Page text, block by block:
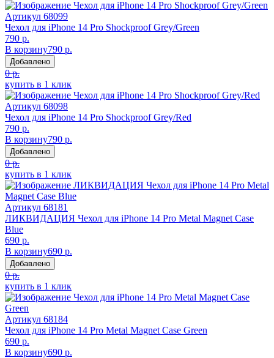
Артикул 68099
Чехол для iPhone 14 Pro Shockproof Grey/Green
790 р.
В корзину790 р.
Добавлено
0 р.
купить в 1 клик
Артикул 68098
Чехол для iPhone 14 Pro Shockproof Grey/Red
790 р.
В корзину790 р.
Добавлено
0 р.
купить в 1 клик
Артикул 68181
ЛИКВИДАЦИЯ Чехол для iPhone 14 Pro Metal Magnet Case
Blue
690 р.
В корзину690 р.
Добавлено
0 р.
купить в 1 клик
Артикул 68184
Чехол для iPhone 14 Pro Metal Magnet Case Green
690 р.
В корзину690 р.